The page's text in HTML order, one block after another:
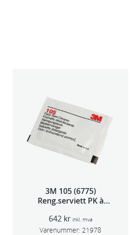
3M 105 (6775)
Reng.serviett PK à
642 kr inkl. mva
Varenummer: 21978